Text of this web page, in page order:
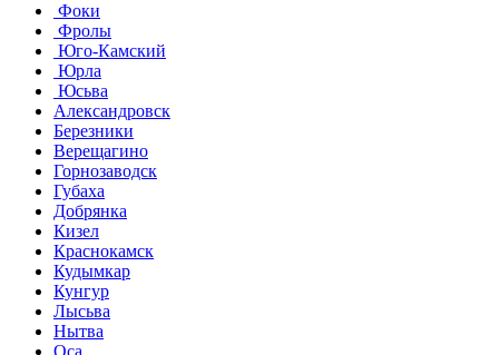
Фоки
Фролы
Юго-Камский
Юрла
Юсьва
Александровск
Березники
Верещагино
Горнозаводск
Губаха
Добрянка
Кизел
Краснокамск
Кудымкар
Кунгур
Лысьва
Нытва